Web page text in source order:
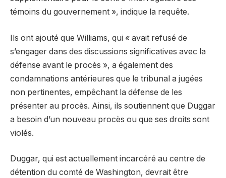
témoins du gouvernement », indique la requête.
Ils ont ajouté que Williams, qui « avait refusé de
s’engager dans des discussions significatives avec la
défense avant le procès », a également des
condamnations antérieures que le tribunal a jugées
non pertinentes, empêchant la défense de les
présenter au procès. Ainsi, ils soutiennent que Duggar
a besoin d’un nouveau procès ou que ses droits sont
violés.
Duggar, qui est actuellement incarcéré au centre de
détention du comté de Washington, devrait être